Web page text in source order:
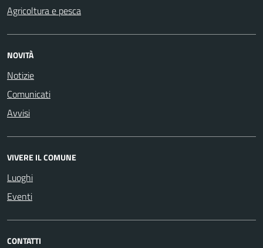
Agricoltura e pesca
NOVITÀ
Notizie
Comunicati
Avvisi
VIVERE IL COMUNE
Luoghi
Eventi
CONTATTI